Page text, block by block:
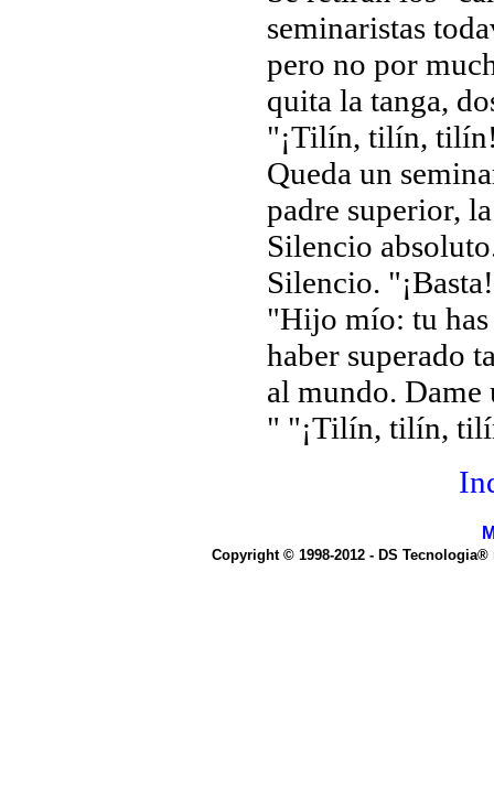
seminaristas
pero no por
quita la tanga,
"¡Tilín, tilín,
Queda un
padre superior,
Silencio
Silencio.
"Hijo mío: tu has
haber superado
al mundo. Dame
" "¡Tilín, tilín,
Copyright © 1998-2012 - DS Tecnologia®